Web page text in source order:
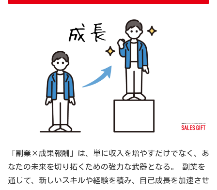
「副業×成果報酬」は、単に収入を増やすだけでなく、あ
なたの未来を切り拓くための強力な武器となる。 副業を
通じて、新しいスキルや経験を積み、自己成長を加速させ